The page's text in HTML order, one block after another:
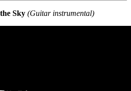
Sky (Guitar instrumental)